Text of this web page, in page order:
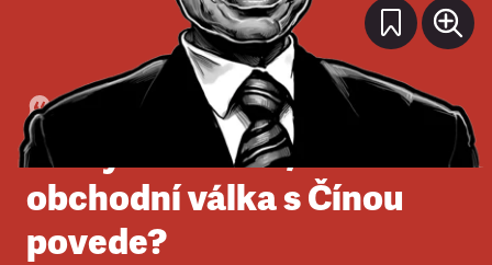
Komentář minut
Domyslel někdo, kam
obchodní válka s Čínou
povede?